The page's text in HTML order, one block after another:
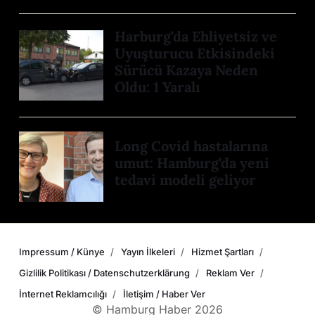
Harburg’da Ehliyetsiz ve
Uyuşturucu Etkisindeki
Sürücü Kazaya Neden
Oldu: 1 Yaralı
Long Covid hastalarına
umut: Hamburg’da yeni
tedavi modeli geliyor
© Hamburg Haber 2026
Impressum / Künye Yayın İlkeleri
Hizmet Şartları
Gizlilik Politikası / Datenschutzerklärung
Reklam Ver
İnternet Reklamcılığı
İletişim / Haber Ver